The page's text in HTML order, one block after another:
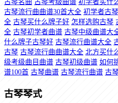
古琴名曲 古琴考级曲谱 初学者买什
古琴流行曲曲谱30首大全 初学者古琴
全 古琴买什么牌子好 怎样选购古琴
全 古琴初学者曲谱 古琴中级曲谱大
什么牌子古琴好 古琴流行曲谱大全
古琴 古琴流行曲曲谱大全 北方买什
级考级曲目曲谱 古琴初级曲谱 如何
谱100首 古琴曲谱 古琴流行曲谱 古
古琴琴式